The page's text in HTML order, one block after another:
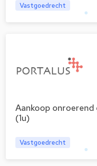
Vastgoedrecht
Aankoop
(1u)
Vastgoedrecht